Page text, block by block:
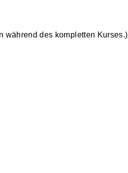
während des kompletten Kurses.)